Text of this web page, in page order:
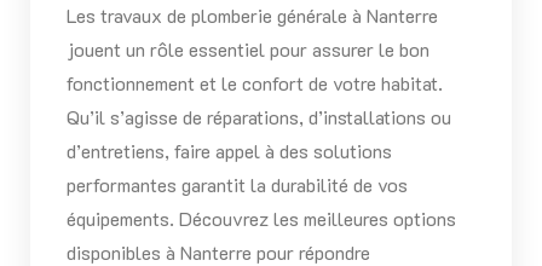
Les travaux de plomberie générale à Nanterre
jouent un rôle essentiel pour assurer le bon
fonctionnement et le confort de votre habitat.
Qu’il s’agisse de réparations, d’installations ou
d’entretiens, faire appel à des solutions
performantes garantit la durabilité de vos
équipements. Découvrez les meilleures options
disponibles à Nanterre pour répondre